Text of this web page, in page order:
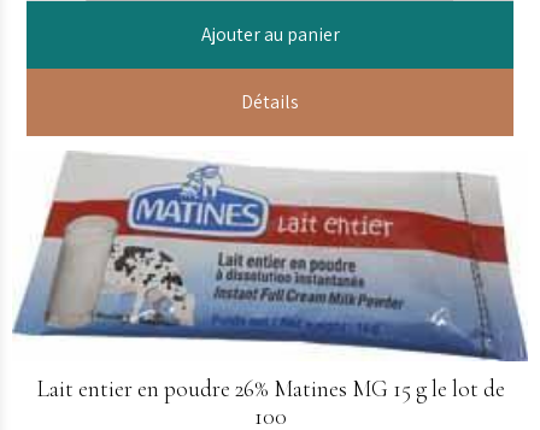
Ajouter au panier
Détails
Lait entier en poudre 26% Matines MG 15 g le lot de
100